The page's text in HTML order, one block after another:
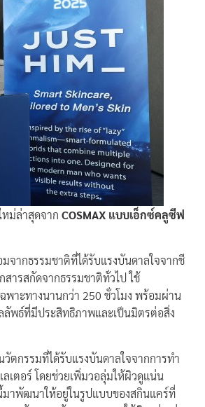
ม่ล่าสุดจาก COSMAX แบบเอ็กซ์คลูซีฟ
มจากธรรมชาติที่ได้รับแรงบันดาลใจจากชี
ารสกัดจากธรรมชาติทั่วไป ใช้
พาะทางนานกว่า 250 ชั่วโมง พร้อมผ่าน
ลัพธ์ที่มีประสิทธิภาพและเป็นมิตรต่อสิ่ง
วัตกรรมที่ได้รับแรงบันดาลใจจากการทำ
เตอร์ โดยช่วยเพิ่มวอลุ่มให้ผิวดูแน่น
มาพัฒนาให้อยู่ในรูปแบบของสกินแคร์ที่